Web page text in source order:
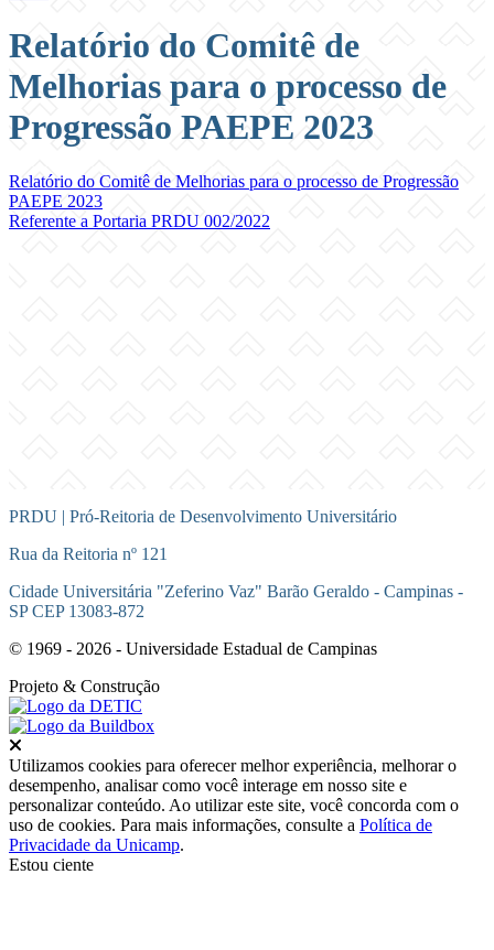
Relatório do Comitê de
Melhorias para o processo de
Progressão PAEPE 2023
Relatório do Comitê de Melhorias para o processo de Progressão
PAEPE 2023
Referente a Portaria PRDU 002/2022
PRDU | Pró-Reitoria de Desenvolvimento Universitário
Rua da Reitoria nº 121
Cidade Universitária "Zeferino Vaz" Barão Geraldo - Campinas -
SP CEP 13083-872
© 1969 - 2026 - Universidade Estadual de Campinas
Projeto & Construção
Utilizamos cookies para oferecer melhor experiência, melhorar o
desempenho, analisar como você interage em nosso site e
personalizar conteúdo. Ao utilizar este site, você concorda com o
uso de cookies. Para mais informações, consulte a Política de
Privacidade da Unicamp.
Estou ciente